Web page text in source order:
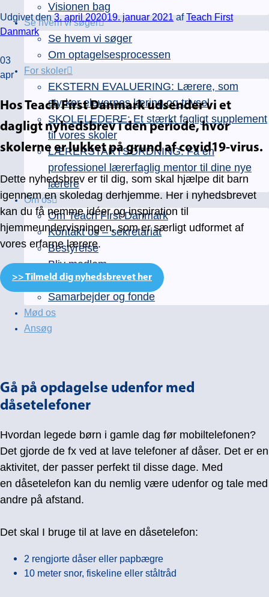
Visionen bag
Se hvem vi søger
Se hvem vi søger
Om optagelsesprocessen
For skoler
EKSTERN EVALUERING: Lærere, som
styrker elevernes læring og trivsel
SKOLELEDERE: Et stærkt fagligt supplement
til vores skoler
LÆRERSTARTSORDNING: Få en
professionel lærerfaglig mentor til dine nye
lærere
Om os
Om Teach First Danmark
Kontakt os – sekretariat
Bestyrelse
Bliv medlem
Nyheder og presse
Samarbejder og fonde
Mød os
Ansøg
Udgivet den3. april 202019. januar 2021 afTeach First
Danmark
03
apr
Hos Teach First Danmark udsender vi et
dagligt nyhedsbrev i den periode, hvor
skolerne er lukket på grund af covid19-virus.
Dette nyhedsbrev er til dig, som skal hjælpe dit barn
igennem en skoledag derhjemme. Her i nyhedsbrevet
kan du få nemme idéer og inspiration til
hjemmeundervisningen, som er særligt udformet af
vores erfarne lærere.
>> Tilmeld dig nyhedsbrevet her
Gå på opdagelse udenfor med
dåsetelefoner
Hvordan legede børn i gamle dag før mobiltelefonen?
Det gjorde de fx ved at lave telefoner af dåser. Det er en
aktivitet, der passer perfekt til disse dage. Med
en dåsetelefon kan du nemlig være udenfor og tale med
andre på afstand.
Det skal I bruge til at lave en dåsetelefon:
2 rengjorte dåser eller papbægre
10 meter snor, fiskeline eller ståltråd